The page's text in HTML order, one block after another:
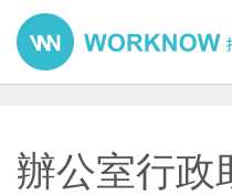
辦公室行政